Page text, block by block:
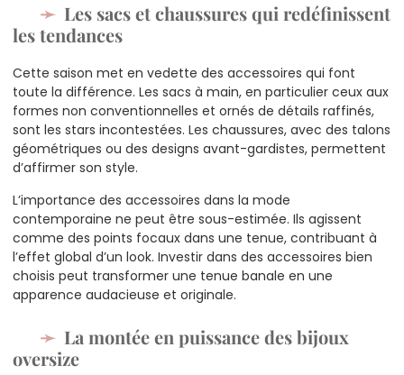
Les sacs et chaussures qui redéfinissent
les tendances
Cette saison met en vedette des accessoires qui font
toute la différence. Les sacs à main, en particulier ceux aux
formes non conventionnelles et ornés de détails raffinés,
sont les stars incontestées. Les chaussures, avec des talons
géométriques ou des designs avant-gardistes, permettent
d’affirmer son style.
L’importance des accessoires dans la mode
contemporaine ne peut être sous-estimée. Ils agissent
comme des points focaux dans une tenue, contribuant à
l’effet global d’un look. Investir dans des accessoires bien
choisis peut transformer une tenue banale en une
apparence audacieuse et originale.
La montée en puissance des bijoux
oversize